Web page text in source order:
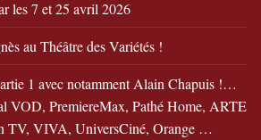
les 7 et 25 avril 2026
au Théâtre des Variétés !
1 avec notamment Alain Chapuis !…
VOD, PremiereMax, Pathé Home, ARTE
TV, VIVA, UniversCiné, Orange …